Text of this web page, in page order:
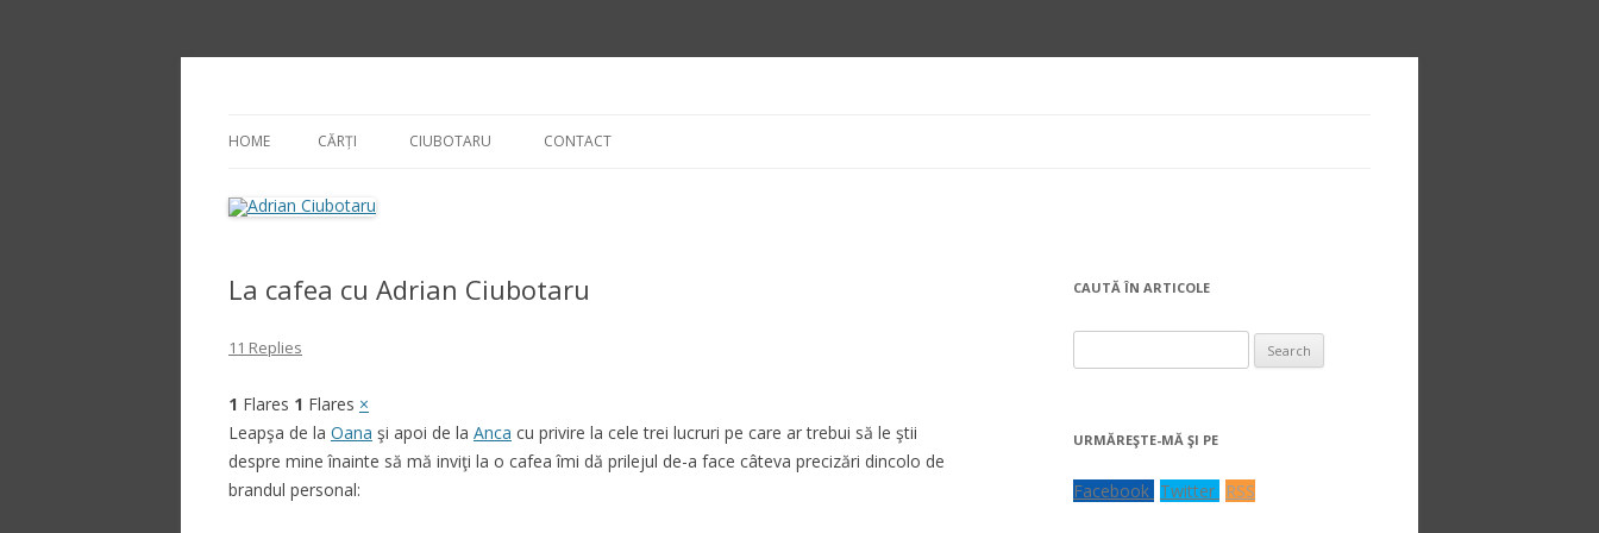
HOME CĂRȚI CIUBOTARU CONTACT
La cafea cu Adrian Ciubotaru
11 Replies
1 Flares 1 Flares ×
Leapşa de la Oana şi apoi de la Anca cu privire la cele trei lucruri pe care ar trebui să le ştii
despre mine înainte să mă inviţi la o cafea îmi dă prilejul de-a face câteva precizări dincolo de
brandul personal:
CAUTĂ ÎN ARTICOLE
for:
URMĂREŞTE-MĂ ŞI PE
Facebook Twitter RSS